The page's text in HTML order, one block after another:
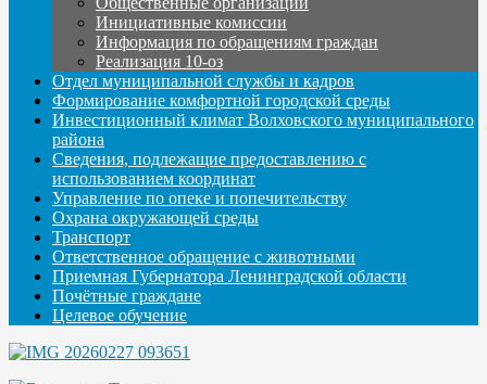
Инициативные комиссии
Информация по обращениям граждан
Реализация 10-оз
Отдел муниципальной службы и кадров
Формирование комфортной городской среды
Инвестиционный климат Волховского муниципального
района
Сведения, подлежащие предоставлению с
использованием координат
Управление по опеке и попечительству
Охрана окружающей среды
Транспорт
Ответственное обращение с животными
Приемная Губернатора Ленинградской области
Почётные граждане
Целевое обучение